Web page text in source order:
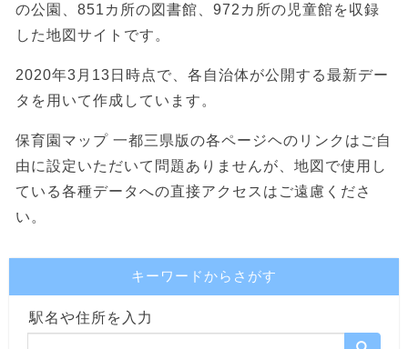
の公園、851カ所の図書館、972カ所の児童館を収録
した地図サイトです。
2020年3月13日時点で、各自治体が公開する最新デー
タを用いて作成しています。
保育園マップ 一都三県版の各ページヘのリンクはご自
由に設定いただいて問題ありませんが、地図で使用し
ている各種データへの直接アクセスはご遠慮くださ
い。
キーワードからさがす
駅名や住所を入力